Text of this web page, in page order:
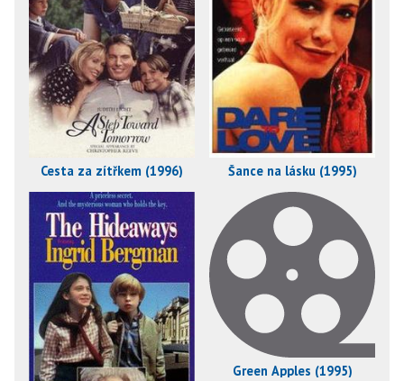
Cesta za zítřkem (1996) Šance na lásku (1995)
Green Apples (1995)